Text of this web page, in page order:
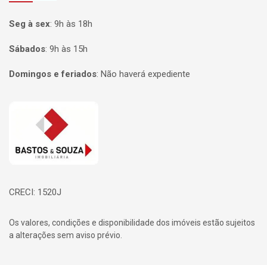
Seg à sex: 9h às 18h
Sábados: 9h às 15h
Domingos e feriados: Não haverá expediente
Página inicial
CRECI: 1520J
Os valores, condições e disponibilidade dos imóveis estão sujeitos
a alterações sem aviso prévio.